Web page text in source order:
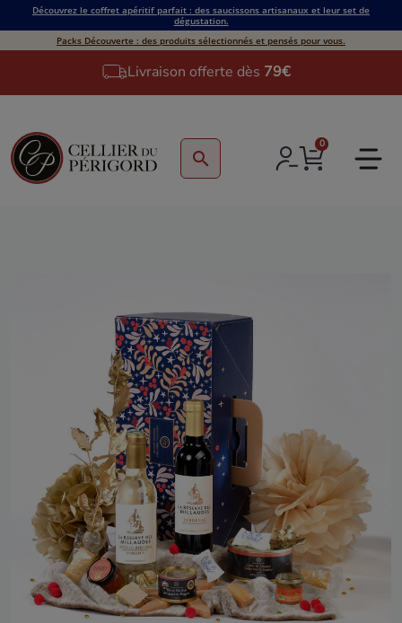
Découvrez le coffret apéritif parfait : des saucissons artisanaux et leur set de
dégustation.
Packs Découverte : des produits sélectionnés et pensés pour vous.
Livraison offerte dès 79€
search
0